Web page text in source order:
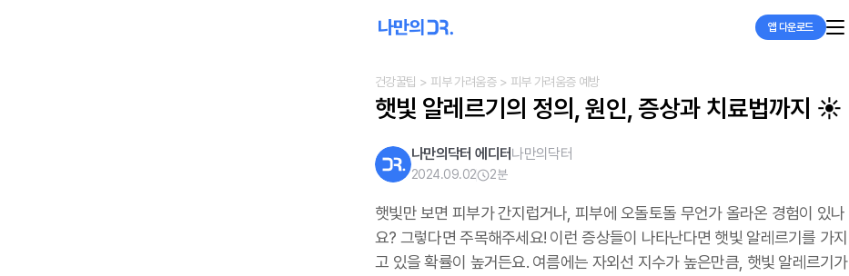
앱 다운로드
건강꿀팁 > 피부 가려움증> 피부 가려움증 예방
햇빛 알레르기의 정의, 원인, 증상과 치료법까지 ☀️
나만의닥터 에디터나만의닥터
2024.09.02 2분
햇빛만 보면 피부가 간지럽거나, 피부에 오돌토돌 무언가 올라온 경험이 있나
요? 그렇다면 주목해주세요! 이런 증상들이 나타난다면 햇빛 알레르기를 가지
고 있을 확률이 높거든요. 여름에는 자외선 지수가 높은만큼, 햇빛 알레르기가